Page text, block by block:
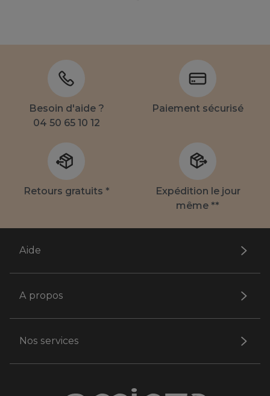
Besoin d'aide ?
04 50 65 10 12
Paiement sécurisé
Retours gratuits *
Expédition le jour
même **
Aide
A propos
Nos services